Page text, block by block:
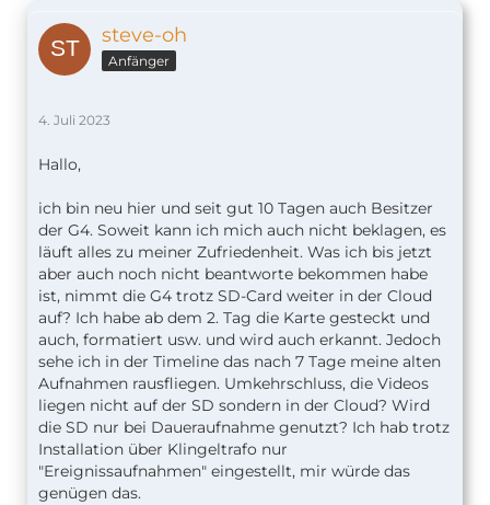
steve-oh
Anfänger
4. Juli 2023
Hallo,
ich bin neu hier und seit gut 10 Tagen auch Besitzer
der G4. Soweit kann ich mich auch nicht beklagen, es
läuft alles zu meiner Zufriedenheit. Was ich bis jetzt
aber auch noch nicht beantworte bekommen habe
ist, nimmt die G4 trotz SD-Card weiter in der Cloud
auf? Ich habe ab dem 2. Tag die Karte gesteckt und
auch, formatiert usw. und wird auch erkannt. Jedoch
sehe ich in der Timeline das nach 7 Tage meine alten
Aufnahmen rausfliegen. Umkehrschluss, die Videos
liegen nicht auf der SD sondern in der Cloud? Wird
die SD nur bei Daueraufnahme genutzt? Ich hab trotz
Installation über Klingeltrafo nur
"Ereignissaufnahmen" eingestellt, mir würde das
genügen das.